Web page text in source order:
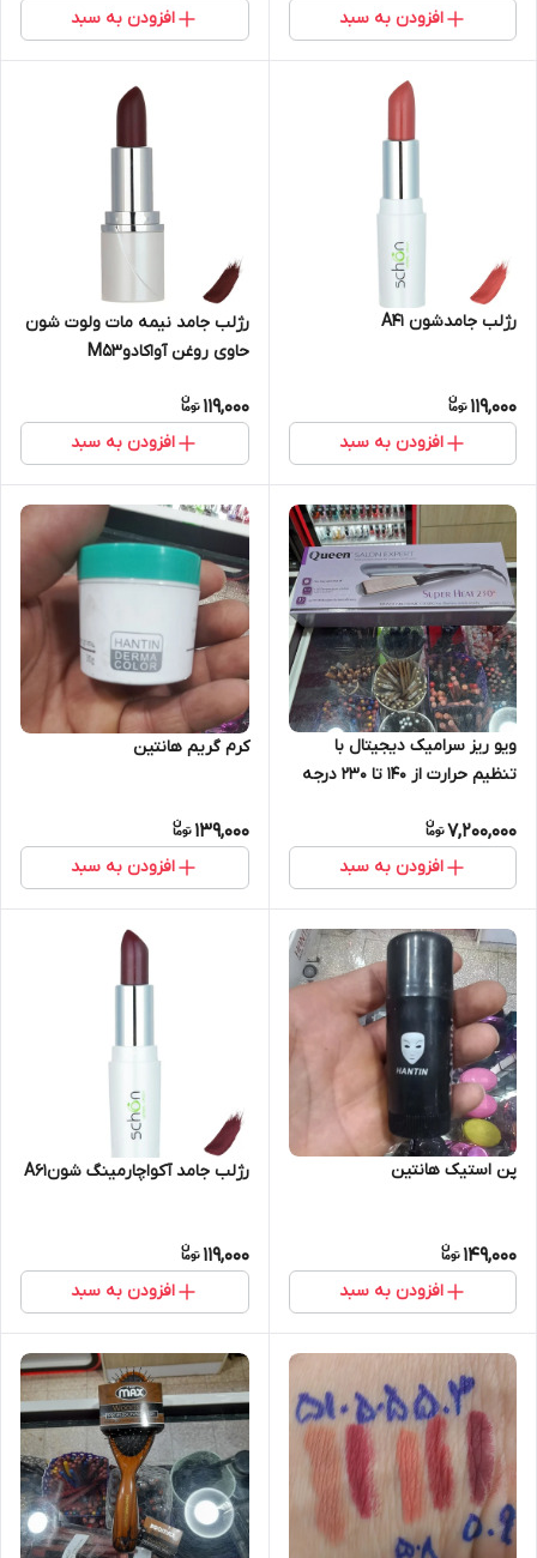
افزودن به سبد افزودن به سبد
رژلب جامدشون A41
119,000
افزودن به سبد
رژلب جامد نیمه مات ولوت شون
حاوی روغن آواکادوM53
119,000
افزودن به سبد
ویو ریز سرامیک دیجیتال با
تنظیم حرارت از 140 تا 230 درجه
7,200,000
افزودن به سبد
کرم گریم هانتین
139,000
افزودن به سبد
پن استیک هانتین
149,000
افزودن به سبد
رژلب جامد آکواچارمینگ شونA61
119,000
افزودن به سبد